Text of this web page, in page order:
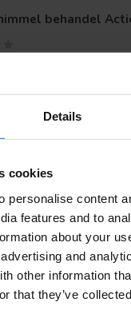
Details
cookies
personalise content
features and to
about your
and
other information
that they’ve
behandel
dit product?
of bel+31